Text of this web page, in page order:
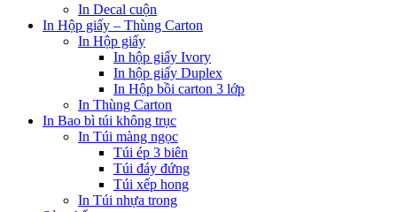
In Decal cuộn
In Hộp giấy – Thùng Carton
In Hộp giấy
In hộp giấy Ivory
In hộp giấy Duplex
In Hộp bồi carton 3 lớp
In Thùng Carton
In Bao bì túi không trục
In Túi màng ngọc
Túi ép 3 biên
Túi đáy đứng
Túi xếp hong
In Túi nhựa trong